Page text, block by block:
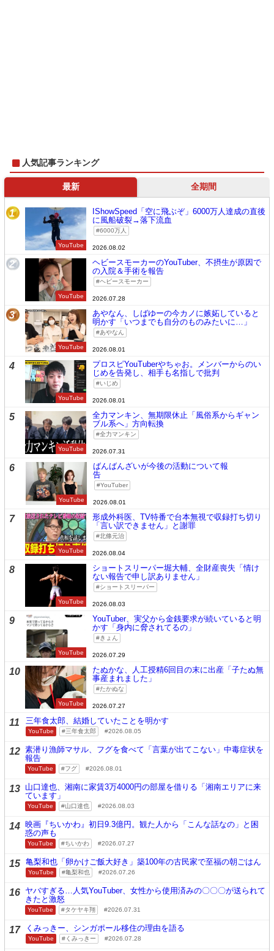
人気記事ランキング
最新 全期間
1
YouTube
IShowSpeed「空に飛ぶぞ」6000万人達成の直後
に風船破裂→落下流血
6000万人
2026.08.02
2
YouTube
ヘビースモーカーのYouTuber、不摂生が原因で
の入院＆手術を報告
ヘビースモーカー
2026.07.28
3
YouTube
あやなん、しばゆーの今カノに嫉妬していると
明かす「いつまでも自分のものみたいに…」
あやなん
2026.08.01
4
YouTube
プロスピYouTuberやちゃお。メンバーからのい
じめを告発し、相手も名指しで批判
いじめ
2026.08.01
5
YouTube
全力マンキン、無期限休止「風俗系からギャン
ブル系へ」方向転換
全力マンキン
2026.07.31
6
YouTube
ばんばんざいが今後の活動について報
告
YouTuber
2026.08.01
7
YouTube
形成外科医、TV特番で台本無視で収録打ち切り
「言い訳できません」と謝罪
北條元治
2026.08.04
8
YouTube
ショートスリーパー堀大輔、全財産喪失「情け
ない報告で申し訳ありません」
ショートスリーパー
2026.08.03
9
YouTube
YouTuber、実父から金銭要求が続いていると明
かす「身内に脅されてるの」
きょん
2026.07.29
10
YouTube
たぬかな、人工授精6回目の末に出産「子たぬ無
事産まれました」
たかぬな
2026.07.27
11 三年食太郎、結婚していたことを明かす
YouTube 三年食太郎 2026.08.05
12 素潜り漁師マサル、フグを食べて「言葉が出てこない」中毒症状を
報告
YouTube フグ 2026.08.01
13 山口達也、湘南に家賃3万4000円の部屋を借りる「湘南エリアに来
ています」
YouTube 山口達也 2026.08.03
14 映画『ちいかわ』初日9.3億円。観た人から「こんな話なの」と困
惑の声も
YouTube ちいかわ 2026.07.27
15 亀梨和也「卵かけご飯大好き」築100年の古民家で至福の朝ごはん
YouTube 亀梨和也 2026.07.26
16 ヤバすぎる…人気YouTuber、女性から使用済みの〇〇〇が送られて
きたと激怒
YouTube タケヤキ翔 2026.07.31
17 くみっきー、シンガポール移住の理由を語る
YouTube くみっきー 2026.07.28